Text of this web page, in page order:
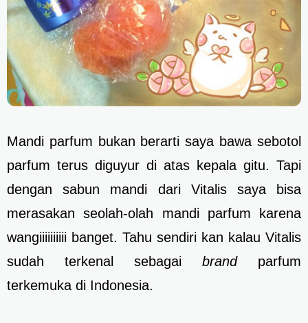
Mandi parfum bukan berarti saya bawa sebotol
parfum terus diguyur di atas kepala gitu. Tapi
dengan sabun mandi dari Vitalis saya bisa
merasakan seolah-olah mandi parfum karena
wangiiiiiiiiii banget. Tahu sendiri kan kalau Vitalis
sudah terkenal sebagai brandparfum
terkemuka di Indonesia.